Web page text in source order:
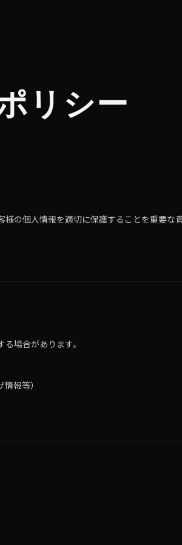
リシー
の個人情報を適切に保護することを重要な
場合があります。
報等）